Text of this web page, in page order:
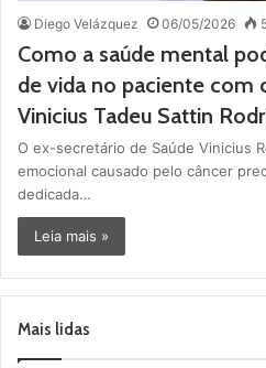
Diego Velázquez 06/05/2026
Como a saúde mental
de vida no paciente com
Vinicius Tadeu Sattin
O ex-secretário de Saúde Vinicius
emocional causado pelo câncer
dedicada…
Leia mais »
Mais lidas